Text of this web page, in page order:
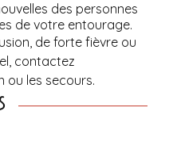
des personnes
de votre entourage.
de forte fièvre ou
contactez
ou les secours.